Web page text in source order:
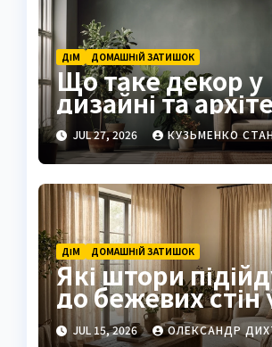
ДІМ ДОМАШНІЙ ЗАТИШОК
Що таке декор у
дизайні та
JUL 27, 2026 КУЗЬМЕНКО
ДІМ ДОМАШНІЙ ЗАТИШОК
Які штори
до бежевих стін
2026 році
JUL 15, 2026 ОЛЕКСАНДР